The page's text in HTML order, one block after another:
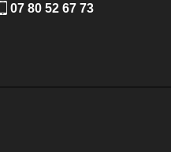
07 80 52 67 73